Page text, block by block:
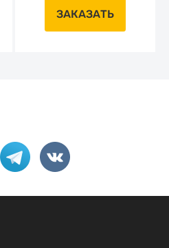
ЗАКАЗАТЬ